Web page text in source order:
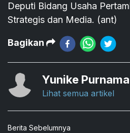
Deputi Bidang Usaha
Strategis dan Media. (ant)
Bagikan
Yunike Purnama
Lihat semua artikel
Berita Sebelumnya